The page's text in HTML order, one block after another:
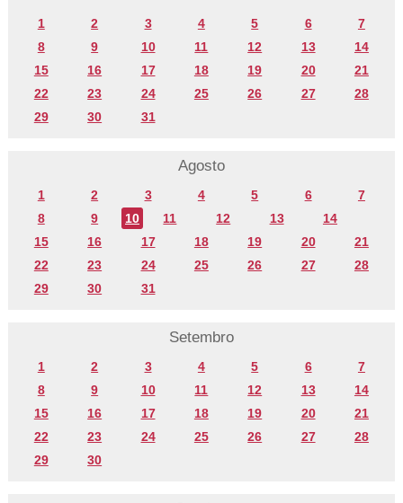
1 2 3 4 5 6
7
8
9 10 11 12 13
14
15
16 17 18 19 20
21
22
23 24 25 26 27
28
29
30 31
Agosto
1 2 3 4 5 6
7
8
9 10 11 12 13
14
15
16 17 18 19 20
21
22
23 24 25 26 27
28
29
30 31
Setembro
1 2 3 4 5 6
7
8
9 10 11 12 13
14
15
16 17 18 19 20
21
22
23 24 25 26 27
28
29
30